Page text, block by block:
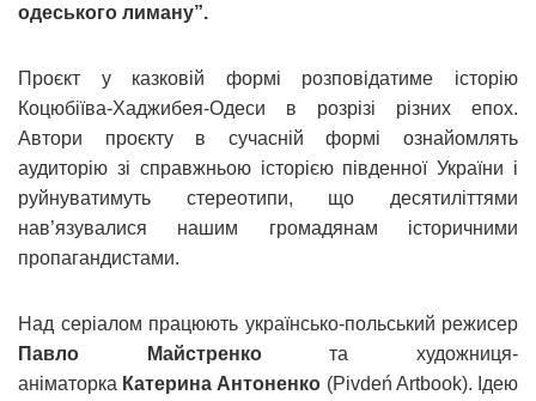
одеського лиману”.
Проєкт у казковій формі розповідатиме історію
Коцюбіїва-Хаджибея-Одеси в розрізі різних епох.
Автори проєкту в сучасній формі ознайомлять
аудиторію зі справжньою історією південної України і
руйнуватимуть стереотипи, що десятиліттями
нав’язувалися нашим громадянам історичними
пропагандистами.
Над серіалом працюють українсько-польський режисер
Павло Майстренкота художниця-
аніматорка Катерина Антоненко (Pivdeń Artbook). Ідею